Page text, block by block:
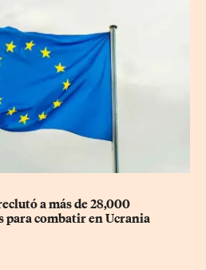
a más de 28,000
para combatir en Ucrania